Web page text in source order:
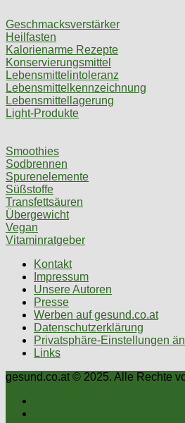
Geschmacksverstärker
Heilfasten
Kalorienarme Rezepte
Konservierungsmittel
Lebensmittelintoleranz
Lebensmittelkennzeichnung
Lebensmittellagerung
Light-Produkte
Smoothies
Sodbrennen
Spurenelemente
Süßstoffe
Transfettsäuren
Übergewicht
Vegan
Vitaminratgeber
Kontakt
Impressum
Unsere Autoren
Presse
Werben auf gesund.co.at
Datenschutzerklärung
Privatsphäre-Einstellungen
Links
gesund.co.at © 2025. Alle Rechte